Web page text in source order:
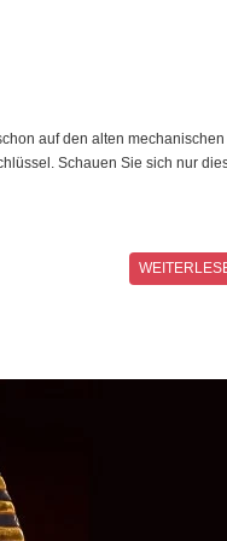
auf den alten mechanischen
Schauen Sie sich nur